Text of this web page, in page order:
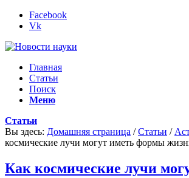
Facebook
Vk
Главная
Статьи
Поиск
Меню
Статьи
Вы здесь: Домашняя страница / Статьи /
космические лучи могут иметь формы
Как космические лучи